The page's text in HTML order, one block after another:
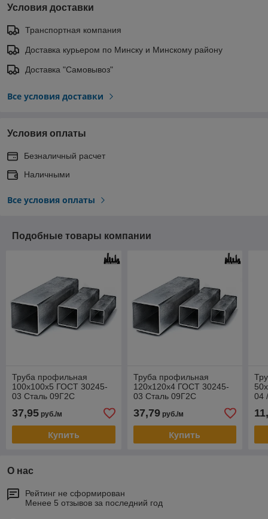
Условия доставки
Транспортная компания
Доставка курьером по Минску и Минскому району
Доставка "Самовывоз"
Все условия доставки
Условия оплаты
Безналичный расчет
Наличными
Все условия оплаты
Подобные товары компании
Труба профильная
100х100х5 ГОСТ 30245-
03 Сталь 09Г2С
37,95 руб./м
Купить
Труба профильная
120х120х4 ГОСТ 30245-
03 Сталь 09Г2С
37,79руб./м
Купить
04
О нас
Рейтинг не сформирован
Менее 5 отзывов за последний год